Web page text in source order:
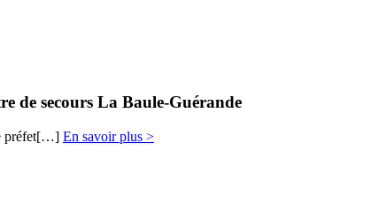
de secours La Baule-Guérande
préfet[…] En savoir plus >